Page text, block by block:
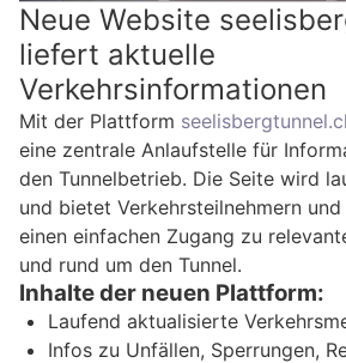
Neue Website
liefert aktuelle
Verkehrsinformationen
Mit der Plattform
eine zentrale Anlaufstelle für
den Tunnelbetrieb. Die Seite wird
und bietet Verkehrsteilnehmern
einen einfachen Zugang zu
und rund um den Tunnel.
Inhalte der neuen Plattform:
Laufend aktualisierte
Infos zu Unfällen, Sperrungen,